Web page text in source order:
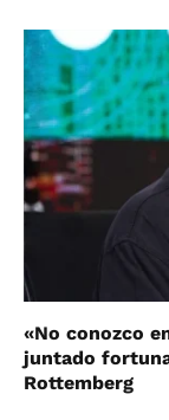
«No conozco
juntado
Rottemberg